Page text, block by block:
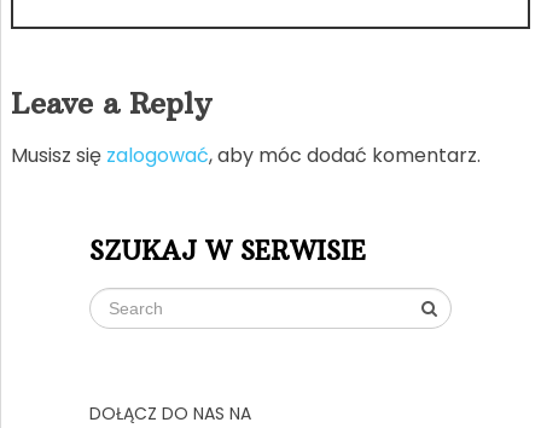
Leave a Reply
Musisz się zalogować, aby móc dodać komentarz.
SZUKAJ W SERWISIE
DOŁĄCZ DO NAS NA